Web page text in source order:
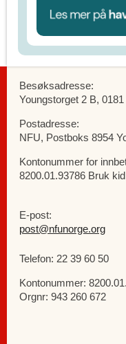
Besøksadresse:
Youngstorget 2 B,
Postadresse:
NFU, Postboks 8954
Kontonummer for
8200.01.93786 Bruk
E-post:
post@nfunorge.org
Telefon: 22 39 60 50
Kontonummer:
Orgnr: 943 260 672